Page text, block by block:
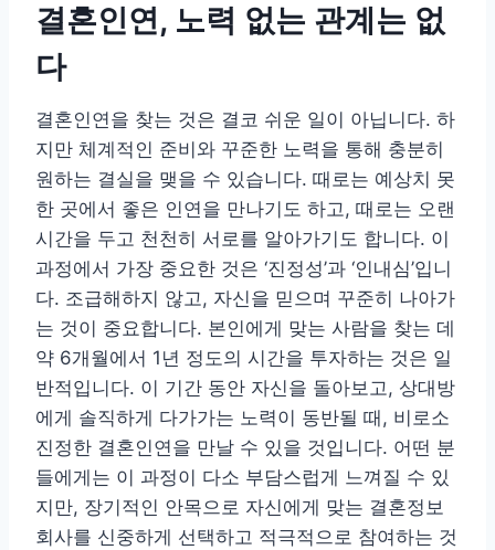
결혼인연, 노력 없는 관계는 없
다
결혼인연을 찾는 것은 결코 쉬운 일이 아닙니다. 하
지만 체계적인 준비와 꾸준한 노력을 통해 충분히
원하는 결실을 맺을 수 있습니다. 때로는 예상치 못
한 곳에서 좋은 인연을 만나기도 하고, 때로는 오랜
시간을 두고 천천히 서로를 알아가기도 합니다. 이
과정에서 가장 중요한 것은 ‘진정성’과 ‘인내심’입니
다. 조급해하지 않고, 자신을 믿으며 꾸준히 나아가
는 것이 중요합니다. 본인에게 맞는 사람을 찾는 데
약 6개월에서 1년 정도의 시간을 투자하는 것은 일
반적입니다. 이 기간 동안 자신을 돌아보고, 상대방
에게 솔직하게 다가가는 노력이 동반될 때, 비로소
진정한 결혼인연을 만날 수 있을 것입니다. 어떤 분
들에게는 이 과정이 다소 부담스럽게 느껴질 수 있
지만, 장기적인 안목으로 자신에게 맞는 결혼정보
회사를 신중하게 선택하고 적극적으로 참여하는 것